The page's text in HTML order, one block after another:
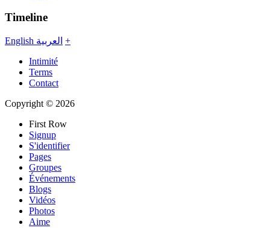
Timeline
English العربية +
Intimité
Terms
Contact
Copyright © 2026
First Row
Signup
S'identifier
Pages
Groupes
Événements
Blogs
Vidéos
Photos
Aime